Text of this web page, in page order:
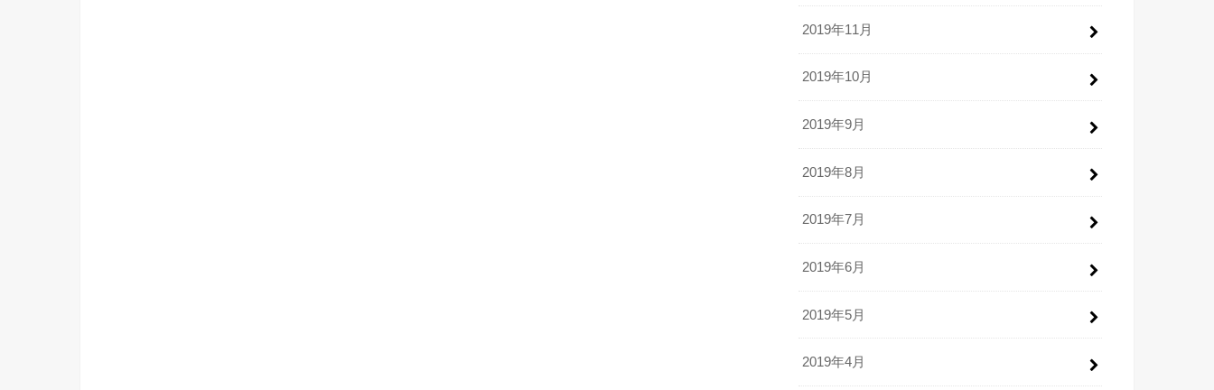
2019年11月
2019年10月
2019年9月
2019年8月
2019年7月
2019年6月
2019年5月
2019年4月